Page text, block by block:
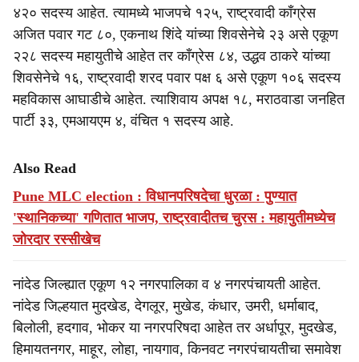
४२० सदस्य आहेत. त्यामध्ये भाजपचे १२५, राष्ट्रवादी काँग्रेस
अजित पवार गट ८०, एकनाथ शिंदे यांच्या शिवसेनेचे २३ असे एकूण
२२८ सदस्य महायुतीचे आहेत तर काँग्रेस ८४, उद्धव ठाकरे यांच्या
शिवसेनेचे १६, राष्ट्रवादी शरद पवार पक्ष ६ असे एकूण १०६ सदस्य
महविकास आघाडीचे आहेत. त्याशिवाय अपक्ष १८, मराठवाडा जनहित
पार्टी ३३, एमआयएम ४, वंचित १ सदस्य आहे.
Also Read
Pune MLC election : विधानपरिषदेचा धुरळा : पुण्यात
'स्थानिकच्या' गणितात भाजप, राष्ट्रवादीतच चुरस : महायुतीमध्येच
जोरदार रस्सीखेच
नांदेड जिल्ह्यात एकूण १२ नगरपालिका व ४ नगरपंचायती आहेत.
नांदेड जिल्हयात मुदखेड, देगलूर, मुखेड, कंधार, उमरी, धर्माबाद,
बिलोली, हदगाव, भोकर या नगरपरिषदा आहेत तर अर्धापूर, मुदखेड,
हिमायतनगर, माहूर, लोहा, नायगाव, किनवट नगरपंचायतीचा समावेश